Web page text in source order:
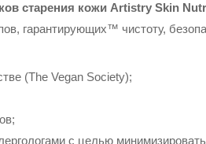
старения кожи Artistry Skin
гарантирующих™ чистоту,
(The Vegan Society);
с целью